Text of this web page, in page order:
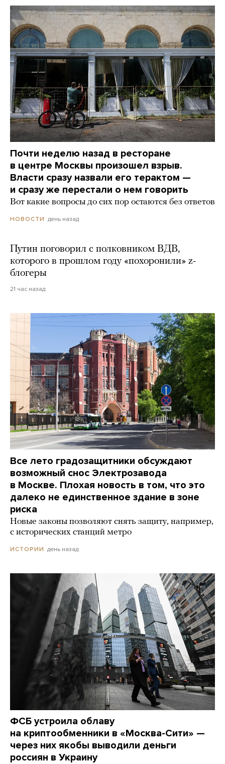
Почти неделю назад в ресторане
в центре Москвы произошел взрыв.
Власти сразу назвали его терактом —
и сразу же перестали о нем говорить
Вот какие вопросы до сих пор остаются без ответов
НОВОСТИ день назад
Путин поговорил с полковником ВДВ,
которого в прошлом году «похоронили» z-
блогеры
21 час назад
Все лето градозащитники обсуждают
возможный снос Электрозавода
в Москве. Плохая новость в том, что это
далеко не единственное здание в зоне
риска
Новые законы позволяют снять защиту, например,
с исторических станций метро
ИСТОРИИ день назад
ФСБ устроила облаву
на криптообменники в «Москва-Сити» —
через них якобы выводили деньги
россиян в Украину